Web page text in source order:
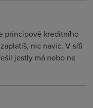
principově kreditního
nic navíc. V síťi
jestly má nebo ne